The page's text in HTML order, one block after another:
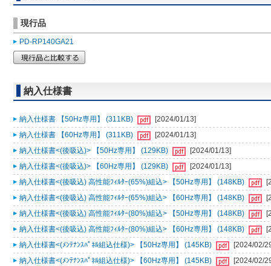
現行品
PD-RP140GA21
納入仕様書
納入仕様書 【50Hz専用】 (311KB)
[2024/01/13]
納入仕様書 【60Hz専用】 (311KB)
[2024/01/13]
納入仕様書<(後吸込)> 【50Hz専用】 (129KB)
[2024/01/13]
納入仕様書<(後吸込)> 【60Hz専用】 (129KB)
[2024/01/13]
納入仕様書<(後吸込) 高性能ﾌｨﾙﾀｰ(65%)組込> 【50Hz専用】 (148KB)
納入仕様書<(後吸込) 高性能ﾌｨﾙﾀｰ(65%)組込> 【60Hz専用】 (148KB)
納入仕様書<(後吸込) 高性能ﾌｨﾙﾀｰ(80%)組込> 【50Hz専用】 (148KB)
納入仕様書<(後吸込) 高性能ﾌｨﾙﾀｰ(80%)組込> 【60Hz専用】 (148KB)
納入仕様書<(ﾒﾝﾃﾅﾝｽﾊﾟﾈﾙ組込仕様)> 【50Hz専用】 (145KB)
[2024/02/
納入仕様書<(ﾒﾝﾃﾅﾝｽﾊﾟﾈﾙ組込仕様)> 【60Hz専用】 (145KB)
[2024/02/